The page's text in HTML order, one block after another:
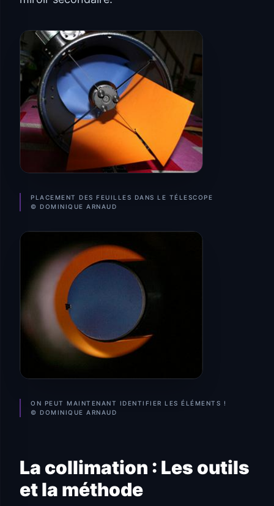
PLACEMENT DES FEUILLES DANS LE TÉLESCOPE
© DOMINIQUE ARNAUD
ON PEUT MAINTENANT IDENTIFIER LES ÉLÉMENTS !
© DOMINIQUE ARNAUD
La collimation : Les outils
et la méthode